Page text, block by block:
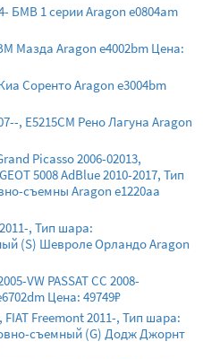
БМВ 1 серии Aragon e0804am
Мазда Aragon e4002bm Цена:
Соренто Aragon e3004bm
, E5215CM Рено Лагуна Aragon
Picasso 2006-02013,
5008 AdBlue 2010-2017, Тип
съемны Aragon e1220aa
, Тип шара:
(S) Шевроле Орландо Aragon
VW PASSAT CC 2008-
Цена: 49749₽
Freemont 2011-, Тип шара:
съемный (G) Додж Джорнт